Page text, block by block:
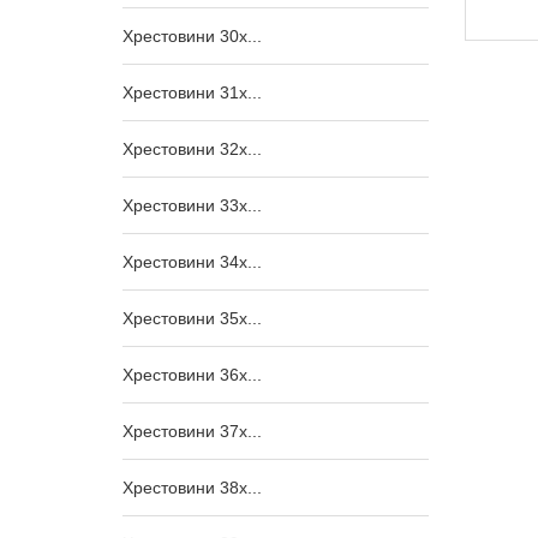
Хрестовини 30x...
Хрестовини 31x...
Хрестовини 32x...
Хрестовини 33x...
Хрестовини 34x...
Хрестовини 35x...
Хрестовини 36x...
Хрестовини 37x...
Хрестовини 38x...